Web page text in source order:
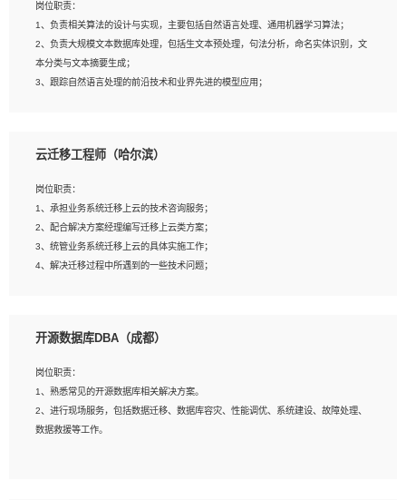
3、熟悉数据库开发，熟悉Mysql、Oracle、MongoDb数据库应用开发其中一种；
4、熟悉Python Wed框架（Django/Flask...）代码能力优秀，熟悉编码规范和具备
良好的文档编写能力）；
5、沟通表达能力强，具备团队协作能力。
岗位职责：
1、负责相关算法的设计与实现，主要包括自然语言处理、通用机器学习算法；
2、负责大规模文本数据库处理，包括生文本预处理，句法分析，命名实体识别，文
本分类与文本摘要生成；
3、跟踪自然语言处理的前沿技术和业界先进的模型应用；
岗位要求：
2、熟悉tensorflow，keras，pytorch等常规深度学习框架，快速根据客户需求实现
有效的模型；
3、熟悉掌握至少一种编程语言，如：Python，Java；
4、 熟悉NLP相关算法与实现；
5、至少有一次及以上问答系统的项目实践，熟悉问答系统全流程开发者优先；
云迁移工程师（哈尔滨）
岗位职责：
1、承担业务系统迁移上云的技术咨询服务；
2、配合解决方案经理编写迁移上云类方案；
3、统管业务系统迁移上云的具体实施工作；
4、解决迁移过程中所遇到的一些技术问题；
1、专科及以上学历，三年以上工作经验，计算机等相关专业；
3、熟悉常见操作系统、存储、网络、 IO 等相关原理；
4、具有迁移工具实操经验，具备P2V、V2V迁移能力；
5、熟练华为、VMware虚拟化、云计算及云存储技术；
6、熟悉主流数据库、应用服务器、中间件部署架构和运维方法；
开源数据库DBA（成都）
岗位职责：
1、熟悉常见的开源数据库相关解决方案。
2、进行现场服务，包括数据迁移、数据库容灾、性能调优、系统建设、故障处理、
数据救援等工作。